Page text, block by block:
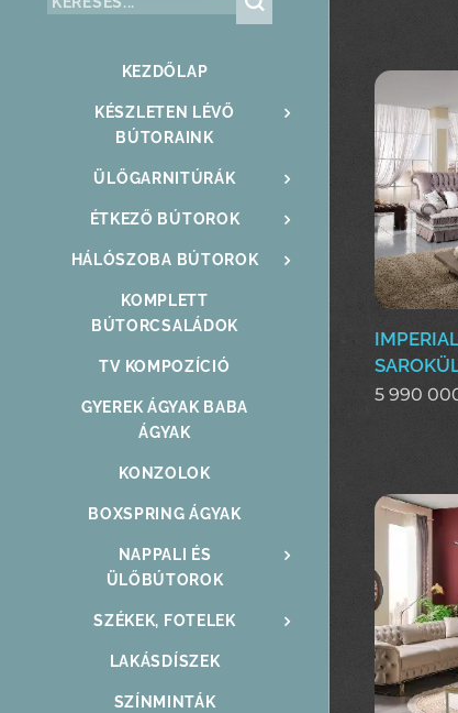
KEZDŐLAP
KÉSZLETEN LÉVŐ
BÚTORAINK
ÜLŐGARNITÚRÁK
ÉTKEZŐ BÚTOROK
HÁLÓSZOBA BÚTOROK
KOMPLETT
BÚTORCSALÁDOK
TV KOMPOZÍCIÓ
GYEREK ÁGYAK BABA
ÁGYAK
KONZOLOK
BOXSPRING ÁGYAK
NAPPALI ÉS
ÜLŐBÚTOROK
SZÉKEK, FOTELEK
LAKÁSDÍSZEK
SZÍNMINTÁK
5 990